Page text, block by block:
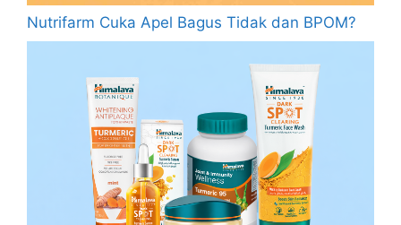
Nutrifarm Cuka Apel Bagus Tidak dan BPOM?